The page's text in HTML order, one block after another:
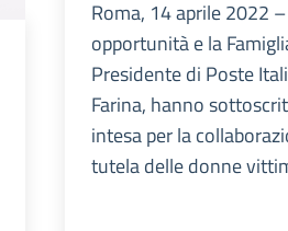
Roma, 14 aprile 2022
opportunità e la
Presidente di Poste
Farina, hanno
intesa per la
tutela delle donne